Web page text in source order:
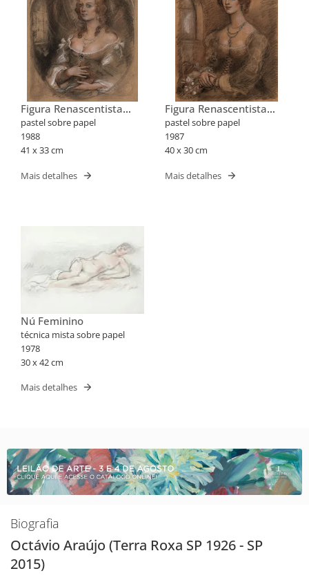
Figura Renascentista
Feminina
pastel sobre papel
1988
41 x 33 cm
Mais detalhes
Figura Renascentista
Feminina
pastel sobre papel
1987
40 x 30 cm
Mais detalhes
Nú Feminino
técnica mista sobre papel
1978
30 x 42 cm
Mais detalhes
Biografia
Octávio Araújo (Terra Roxa SP 1926 - SP
2015)